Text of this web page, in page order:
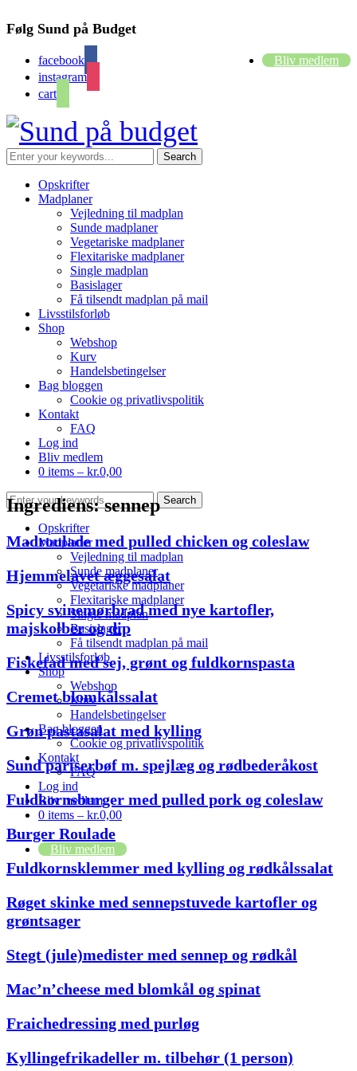
Følg Sund på Budget
facebook
instagram
cart
Bliv medlem
Opskrifter
Madplaner
Vejledning til madplan
Sunde madplaner
Vegetariske madplaner
Flexitariske madplaner
Single madplan
Basislager
Få tilsendt madplan på mail
Livsstilsforløb
Shop
Webshop
Kurv
Handelsbetingelser
Bag bloggen
Cookie og privatlivspolitik
Kontakt
FAQ
Log ind
Bliv medlem
0 items – kr.0,00
Opskrifter
Madplaner
Vejledning til madplan
Sunde madplaner
Vegetariske madplaner
Flexitariske madplaner
Single madplan
Basislager
Få tilsendt madplan på mail
Livsstilsforløb
Shop
Webshop
Kurv
Handelsbetingelser
Bag bloggen
Cookie og privatlivspolitik
Kontakt
FAQ
Log ind
Bliv medlem
0 items – kr.0,00
Bliv medlem
Ingrediens:sennep
Madroulade med pulled chicken og coleslaw
Hjemmelavet æggesalat
Spicy svinemørbrad med nye kartofler,
majskolber og dip
Fiskefad med sej, grønt og fuldkornspasta
Cremet blomkålssalat
Grøn pastasalat med kylling
Sund pariserbøf m. spejlæg og rødbederåkost
Fuldkornsburger med pulled pork og coleslaw
Burger Roulade
Fuldkornsklemmer med kylling og rødkålssalat
Røget skinke med sennepstuvede kartofler og
grøntsager
Stegt (jule)medister med sennep og rødkål
Mac’n’cheese med blomkål og spinat
Fraichedressing med purløg
Kyllingefrikadeller m. tilbehør (1 person)